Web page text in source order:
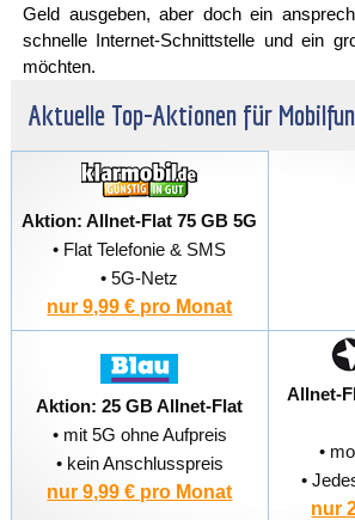
Geld ausgeben, aber doch ein
schnelle Internet-Schnittstelle und ein
möchten.
Aktuelle Top-Aktionen für
Aktion: Allnet-Flat 75 GB 5G
• Flat Telefonie & SMS
• 5G-Netz
nur 9,99 € pro Monat
Aktion: 25 GB Allnet-Flat
• mit 5G ohne Aufpreis
• kein Anschlusspreis
nur 9,99 € pro Monat
Allnet-
•
•
nur